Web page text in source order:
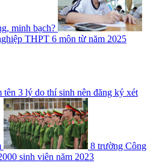
minh bạch?
THPT 6 môn từ năm 2025
tên 3 lý do thí sinh nên đăng ký xét
8 trường Công
sinh viên năm 2023